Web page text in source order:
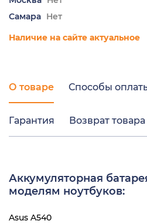
Самара Нет
Наличие на сайте актуальное
О товаре Способы
Гарантия Возврат товара
Аккумуляторная
моделям ноутбуков:
Asus A540